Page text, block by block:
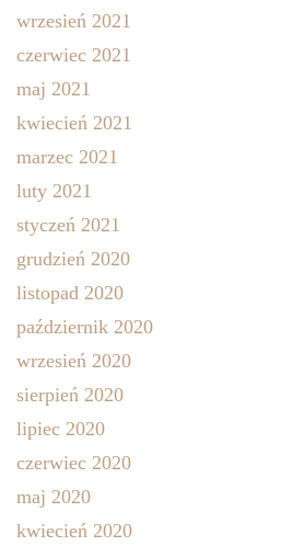
wrzesień 2021
czerwiec 2021
maj 2021
kwiecień 2021
marzec 2021
luty 2021
styczeń 2021
grudzień 2020
listopad 2020
październik 2020
wrzesień 2020
sierpień 2020
lipiec 2020
czerwiec 2020
maj 2020
kwiecień 2020